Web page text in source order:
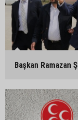
Başkan Ramazan